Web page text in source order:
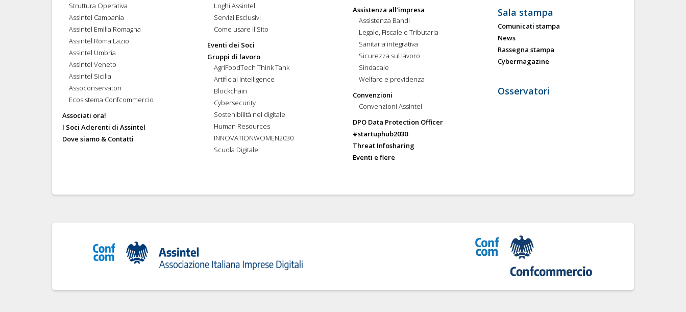
Struttura Operativa
Assintel Campania
Assintel Emilia Romagna
Assintel Roma Lazio
Assintel Umbria
Assintel Veneto
Assintel Sicilia
Assoconservatori
Ecosistema Confcommercio
Associati ora!
I Soci Aderenti di Assintel
Dove siamo & Contatti
Loghi Assintel
Servizi Esclusivi
Come usare il Sito
Eventi dei Soci
Gruppi di lavoro
AgriFoodTech Think Tank
Artificial Intelligence
Blockchain
Cybersecurity
Sostenibilità nel digitale
Human Resources
INNOVATIONWOMEN2030
Scuola Digitale
Assistenza all’impresa
Assistenza Bandi
Legale, Fiscale e Tributaria
Sanitaria integrativa
Sicurezza sul lavoro
Sindacale
Welfare e previdenza
Convenzioni
Convenzioni Assintel
DPO Data Protection Officer
#startuphub2030
Threat Infosharing
Eventi e fiere
Sala stampa
Comunicati stampa
News
Rassegna stampa
Cybermagazine
Osservatori